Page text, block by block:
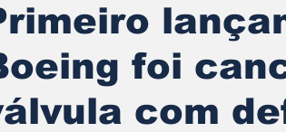
foi
com